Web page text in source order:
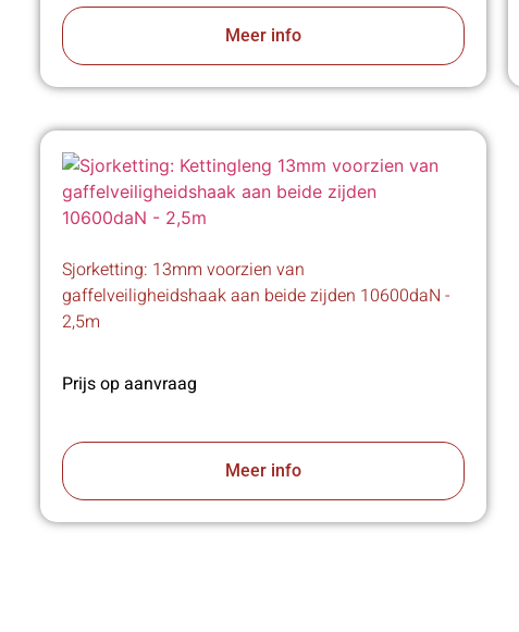
Meer info
Sjorketting: 13mm voorzien van
gaffelveiligheidshaak aan beide zijden 10600daN -
2,5m
Prijs op aanvraag
Meer info